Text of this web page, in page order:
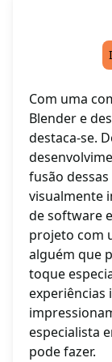
Com uma
Blender e
destaca-se.
fusão
visualmente
de software
projeto com
alguém que
toque
experiências
especialista
pode fazer.